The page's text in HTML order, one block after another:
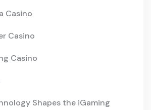
Casino
Casino
Casino
Shapes the iGaming